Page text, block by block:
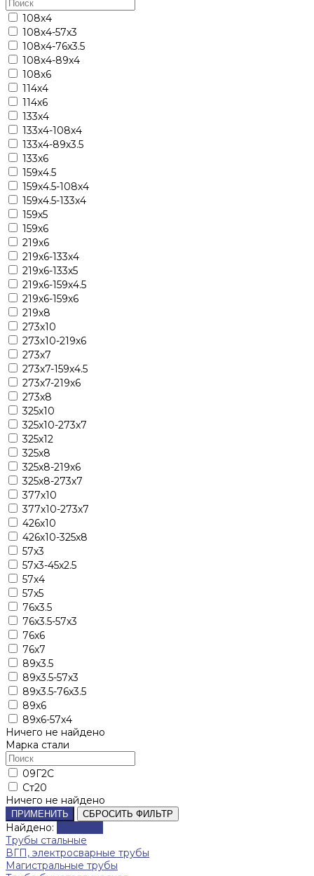
108х4
108х4-57х3
108х4-76х3.5
108х4-89х4
108х6
114х4
114х6
133х4
133х4-108х4
133х4-89х3.5
133х6
159х4.5
159х4.5-108х4
159х4.5-133х4
159х5
159х6
219х6
219х6-133х4
219х6-133х5
219х6-159х4.5
219х6-159х6
219х8
273х10
273х10-219х6
273х7
273х7-159х4.5
273х7-219х6
273х8
325х10
325х10-273х7
325х12
325х8
325х8-219х6
325х8-273х7
377х10
377х10-273х7
426х10
426х10-325х8
57х3
57х3-45х2.5
57х4
57х5
76х3.5
76х3.5-57х3
76х6
76х7
89х3.5
89х3.5-57х3
89х3.5-76х3.5
89х6
89х6-57х4
Ничего не найдено
Марка стали
09Г2С
Ст20
Ничего не найдено
ПРИМЕНИТЬ СБРОСИТЬ ФИЛЬТР
Найдено:
Трубы стальные
ВГП, электросварные трубы
Магистральные трубы